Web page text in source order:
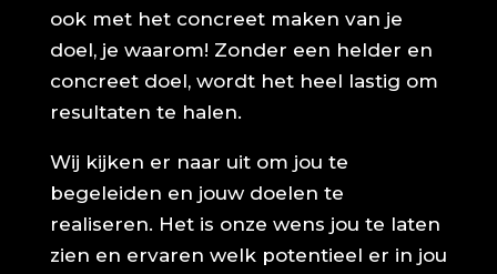
ook met het concreet maken van je
doel, je waarom! Zonder een helder en
concreet doel, wordt het heel lastig om
resultaten te halen.
Wij kijken er naar uit om jou te
begeleiden en jouw doelen te
realiseren. Het is onze wens jou te laten
zien en ervaren welk potentieel er in jou